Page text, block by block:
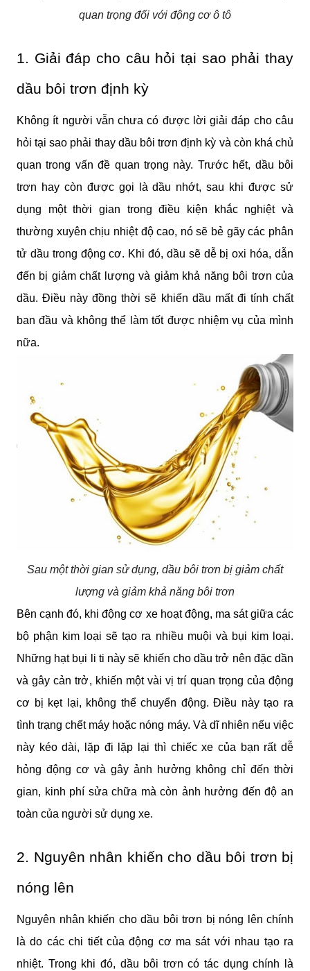
quan trọng đối với động cơ ô tô
1. Giải đáp cho câu hỏi tại sao phải thay
dầu bôi trơn định kỳ
Không ít người vẫn chưa có được lời giải đáp cho câu
hỏi tại sao phải thay dầu bôi trơn định kỳ và còn khá chủ
quan trong vấn đề quan trọng này. Trước hết, dầu bôi
trơn hay còn được gọi là dầu nhớt, sau khi được sử
dụng một thời gian trong điều kiện khắc nghiệt và
thường xuyên chịu nhiệt độ cao, nó sẽ bẻ gãy các phân
tử dầu trong động cơ. Khi đó, dầu sẽ dễ bị oxi hóa, dẫn
đến bị giảm chất lượng và giảm khả năng bôi trơn của
dầu. Điều này đồng thời sẽ khiến dầu mất đi tính chất
ban đầu và không thể làm tốt được nhiệm vụ của mình
nữa.
Sau một thời gian sử dụng, dầu bôi trơn bị giảm chất
lượng và giảm khả năng bôi trơn
Bên cạnh đó, khi động cơ xe hoạt động, ma sát giữa các
bộ phận kim loại sẽ tạo ra nhiều muội và bụi kim loại.
Những hạt bụi li ti này sẽ khiến cho dầu trở nên đặc dần
và gây cản trở, khiến một vài vị trí quan trọng của động
cơ bị kẹt lại, không thể chuyển động. Điều này tạo ra
tình trạng chết máy hoặc nóng máy. Và dĩ nhiên nếu việc
này kéo dài, lặp đi lặp lại thì chiếc xe của bạn rất dễ
hỏng động cơ và gây ảnh hưởng không chỉ đến thời
gian, kinh phí sửa chữa mà còn ảnh hưởng đến độ an
toàn của người sử dụng xe.
2. Nguyên nhân khiến cho dầu bôi trơn bị
nóng lên
Nguyên nhân khiến cho dầu bôi trơn bị nóng lên chính
là do các chi tiết của động cơ ma sát với nhau tạo ra
nhiệt. Trong khi đó, dầu bôi trơn có tác dụng chính là